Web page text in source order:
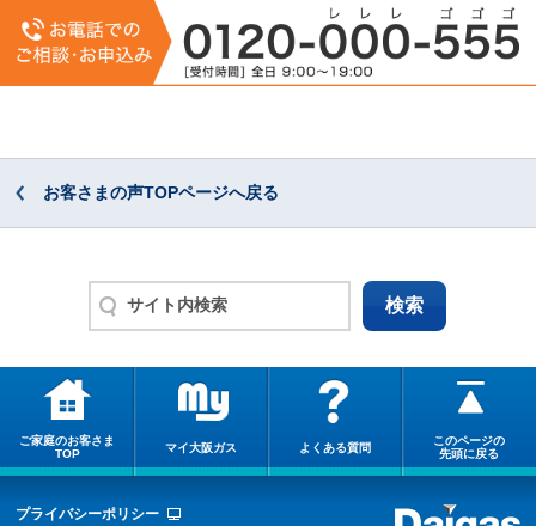
お客さまの声TOPページへ戻る
ご家庭のお客さま
TOP
マイ大阪ガス よくある質問
このページの
先頭に戻る
プライバシーポリシー